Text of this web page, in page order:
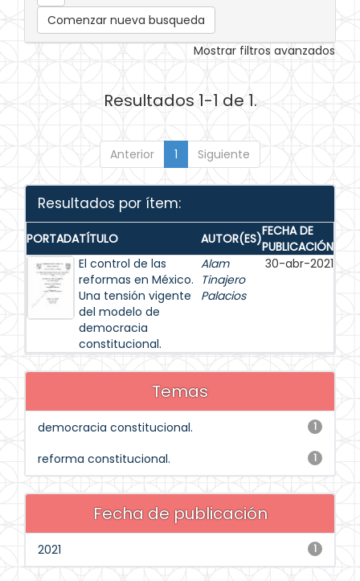
Comenzar nueva busqueda
Mostrar filtros avanzados
Resultados 1-1 de 1.
Anterior 1 Siguiente
Resultados por ítem:
PORTADATÍTULO AUTOR(ES)FECHA DE
PUBLICACIÓN
El control de las
reformas en México.
Una tensión vigente
del modelo de
democracia
constitucional.
Alam
Tinajero
Palacios
30-abr-2021
Temas
1
democracia constitucional.
1
reforma constitucional.
Fecha de publicación
1
2021